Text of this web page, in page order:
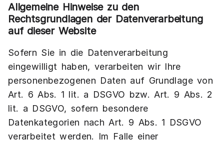
Allgemeine Hinweise zu den
Rechtsgrundlagen der Datenverarbeitung
auf dieser Website
Sofern Sie in die Datenverarbeitung
eingewilligt haben, verarbeiten wir Ihre
personenbezogenen Daten auf Grundlage von
Art. 6 Abs. 1 lit. a DSGVO bzw. Art. 9 Abs. 2
lit. a DSGVO, sofern besondere
Datenkategorien nach Art. 9 Abs. 1 DSGVO
verarbeitet werden. Im Falle einer